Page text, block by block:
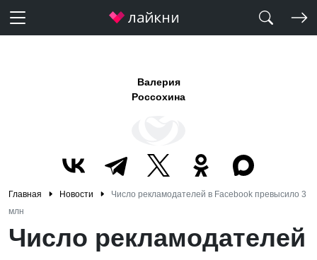
Валерия
Россохина
Главная Новости
Число рекламодателей в Facebook превысило 3
млн
Число рекламодателей